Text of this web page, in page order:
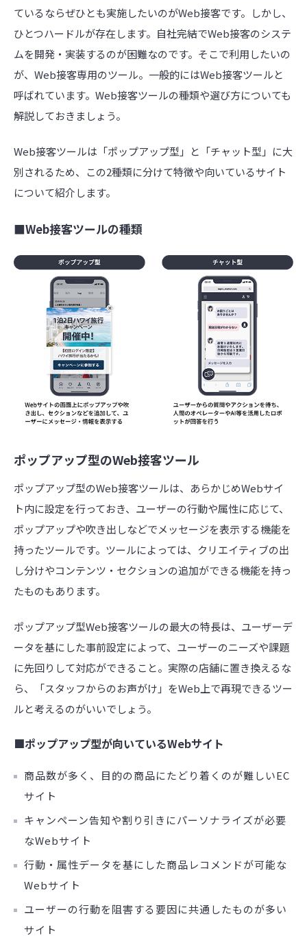
ているならぜひとも実施したいのがWeb接客です。しかし、
ひとつハードルが存在します。自社完結でWeb接客のシステ
ムを開発・実装するのが困難なのです。そこで利用したいの
が、Web接客専用のツール。一般的にはWeb接客ツールと
呼ばれています。Web接客ツールの種類や選び方についても
解説しておきましょう。
Web接客ツールは「ポップアップ型」と「チャット型」に大
別されるため、この2種類に分けて特徴や向いているサイト
について紹介します。
■Web接客ツールの種類
ポップアップ型のWeb接客ツール
ポップアップ型のWeb接客ツールは、あらかじめWebサイ
ト内に設定を行っておき、ユーザーの行動や属性に応じて、
ポップアップや吹き出しなどでメッセージを表示する機能を
持ったツールです。ツールによっては、クリエイティブの出
し分けやコンテンツ・セクションの追加ができる機能を持っ
たものもあります。
ポップアップ型Web接客ツールの最大の特長は、ユーザーデ
ータを基にした事前設定によって、ユーザーのニーズや課題
に先回りして対応ができること。実際の店舗に置き換えるな
ら、「スタッフからのお声がけ」をWeb上で再現できるツー
ルと考えるのがいいでしょう。
■ポップアップ型が向いているWebサイト
商品数が多く、目的の商品にたどり着くのが難しいEC
サイト
キャンペーン告知や割り引きにパーソナライズが必要
なWebサイト
行動・属性データを基にした商品レコメンドが可能な
Webサイト
ユーザーの行動を阻害する要因に共通したものが多い
サイト